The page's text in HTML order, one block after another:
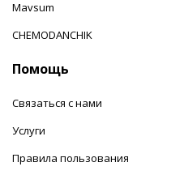
Mavsum
CHEMODANCHIK
Помощь
Связаться с нами
Услуги
Правила пользования